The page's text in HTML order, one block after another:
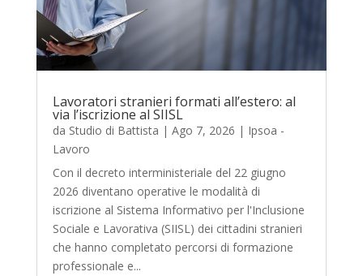
Lavoratori stranieri formati all’estero: al
via l’iscrizione al SIISL
da Studio di Battista | Ago 7, 2026 | Ipsoa -
Lavoro
Con il decreto interministeriale del 22 giugno
2026 diventano operative le modalità di
iscrizione al Sistema Informativo per l'Inclusione
Sociale e Lavorativa (SIISL) dei cittadini stranieri
che hanno completato percorsi di formazione
professionale e...